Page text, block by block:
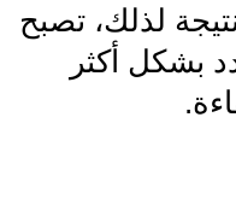
لذلك، تصبح
بشكل أكثر